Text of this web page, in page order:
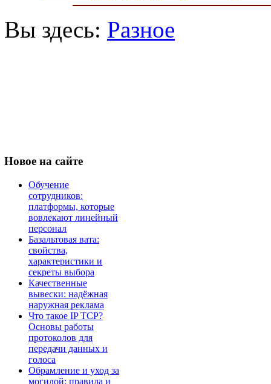
Вы здесь: Разное
Новое на сайте
Обучение
сотрудников:
платформы, которые
вовлекают линейный
персонал
Базальтовая вата:
свойства,
характеристики и
секреты выбора
Качественные
вывески: надёжная
наружная реклама
Что такое IP TCP?
Основы работы
протоколов для
передачи данных и
голоса
Обрамление и уход за
могилой: правила и